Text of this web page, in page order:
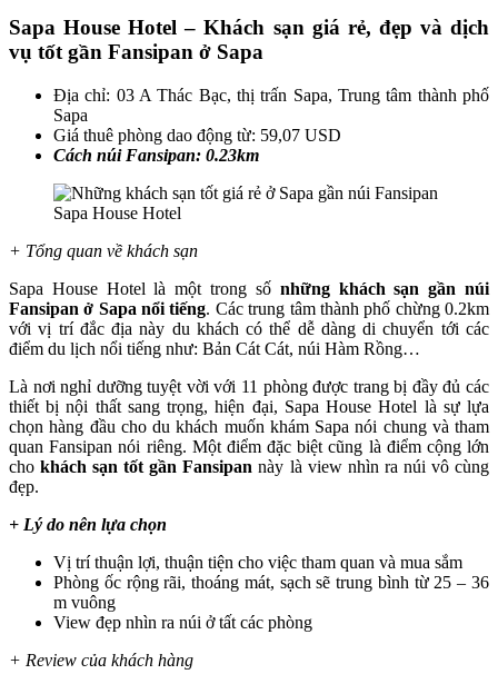
Sapa House Hotel – Khách sạn giá rẻ, đẹp và dịch
vụ tốt gần Fansipan ở Sapa
Địa chỉ: 03 A Thác Bạc, thị trấn Sapa, Trung tâm thành phố
Sapa
Giá thuê phòng dao động từ: 59,07 USD
Cách núi Fansipan: 0.23km
Sapa House Hotel
+ Tổng quan về khách sạn
Sapa House Hotel là một trong số những khách sạn gần núi
Fansipan ở Sapa nổi tiếng. Các trung tâm thành phố chừng 0.2km
với vị trí đắc địa này du khách có thể dễ dàng di chuyển tới các
điểm du lịch nổi tiếng như: Bản Cát Cát, núi Hàm Rồng…
Là nơi nghỉ dưỡng tuyệt vời với 11 phòng được trang bị đầy đủ các
thiết bị nội thất sang trọng, hiện đại, Sapa House Hotel là sự lựa
chọn hàng đầu cho du khách muốn khám Sapa nói chung và tham
quan Fansipan nói riêng. Một điểm đặc biệt cũng là điểm cộng lớn
chokhách sạn tốt gần Fansipan này là view nhìn ra núi vô cùng
đẹp.
+ Lý do nên lựa chọn
Vị trí thuận lợi, thuận tiện cho việc tham quan và mua sắm
Phòng ốc rộng rãi, thoáng mát, sạch sẽ trung bình từ 25 – 36
m vuông
View đẹp nhìn ra núi ở tất các phòng
+ Review của khách hàng